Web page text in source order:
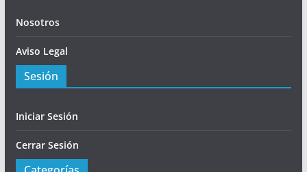
Nosotros
Aviso Legal
Sesión
Iniciar Sesión
Cerrar Sesión